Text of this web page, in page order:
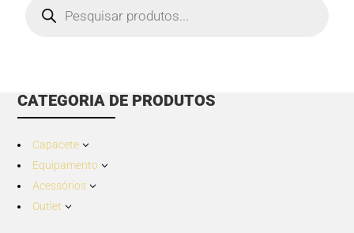
search
CATEGORIA DE PRODUTOS
Capacete 3
Equipamento 3
Acessórios 3
Outlet 3